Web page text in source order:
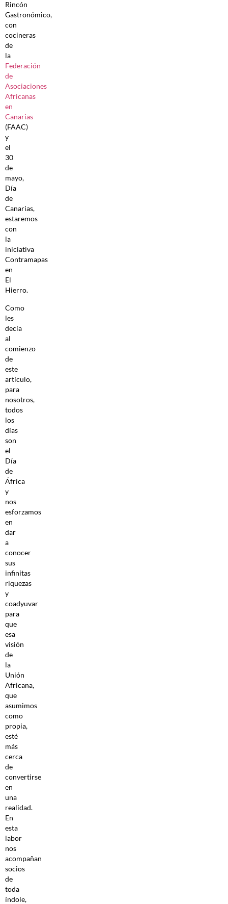
Rincón
Gastronómico,
con
cocineras
de
la
Federación
de
Asociaciones
Africanas
en
Canarias
(FAAC)
y
el
30
de
mayo,
Día
de
Canarias,
estaremos
con
la
iniciativa
Contramapas
en
El
Hierro.
Como
les
decía
al
comienzo
de
este
artículo,
para
nosotros,
todos
los
días
son
el
Día
de
África
y
nos
esforzamos
en
dar
a
conocer
sus
infinitas
riquezas
y
coadyuvar
para
que
esa
visión
de
la
Unión
Africana,
que
asumimos
como
propia,
esté
más
cerca
de
convertirse
en
una
realidad.
En
esta
labor
nos
acompañan
socios
de
toda
índole,